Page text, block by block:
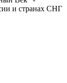
и странах СНГ